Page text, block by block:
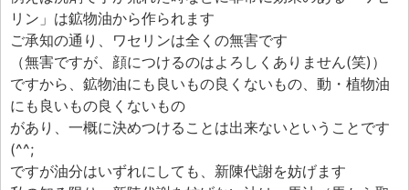
リン」は鉱物油から作られます
ご承知の通り、ワセリンは全くの無害です
（無害ですが、顔につけるのはよろしくありません(笑)）
ですから、鉱物油にも良いもの良くないもの、動・植物油
にも良いもの良くないもの
があり、一概に決めつけることは出来ないということです
(^^;
ですが油分はいずれにしても、新陳代謝を妨げます